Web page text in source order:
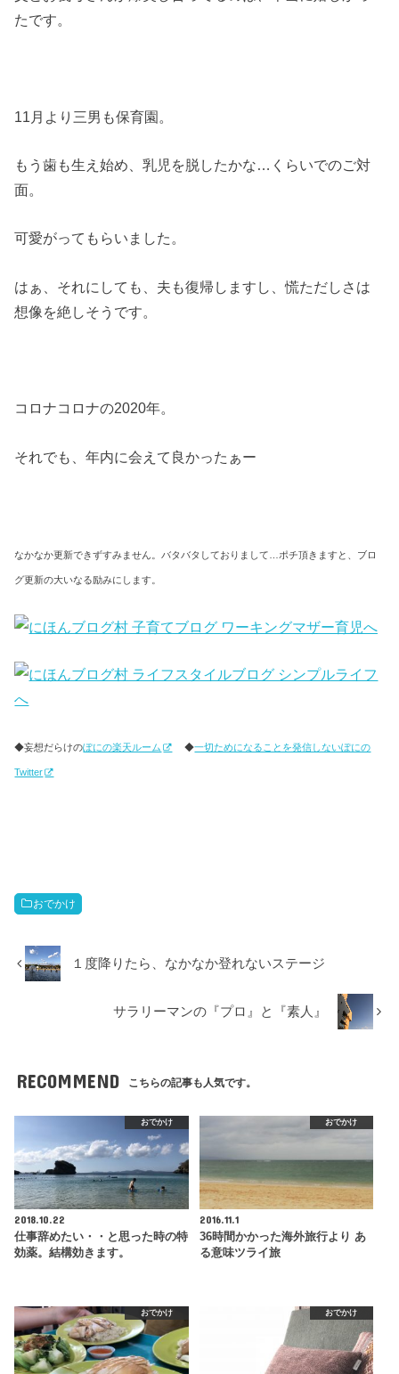
たです。
11月より三男も保育園。
もう歯も生え始め、乳児を脱したかな…くらいでのご対
面。
可愛がってもらいました。
はぁ、それにしても、夫も復帰しますし、慌ただしさは
想像を絶しそうです。
コロナコロナの2020年。
それでも、年内に会えて良かったぁー
なかなか更新できずすみません。バタバタしておりまして…ポチ頂きますと、ブロ
グ更新の大いなる励みにします。
◆妄想だらけのぽにの楽天ルーム ◆一切ためになることを発信しないぽにの
Twitter
おでかけ
１度降りたら、なかなか登れないステージ
サラリーマンの『プロ』と『素人』
RECOMMEND こちらの記事も人気です。
おでかけ
2018.10.22
仕事辞めたい・・と思った時の特
効薬。結構効きます。
おでかけ
2016.11.1
36時間かかった海外旅行より あ
る意味ツライ旅
おでかけ おでかけ